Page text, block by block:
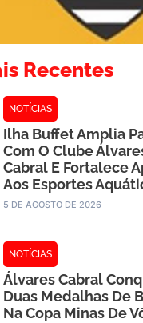
Recentes
NOTÍCIAS
Ilha Buffet Amplia
Com O Clube
Cabral E Fortalece
Aos Esportes
5 DE AGOSTO DE 2026
NOTÍCIAS
Álvares Cabral
Duas Medalhas De
Na Copa Minas De